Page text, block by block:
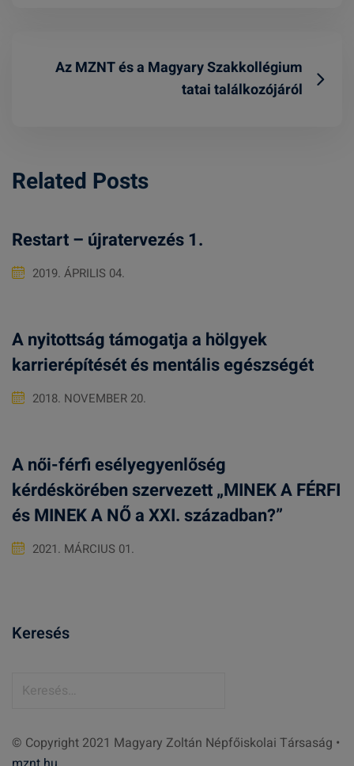
Az MZNT és a Magyary Szakkollégium
tatai találkozójáról
Related Posts
Restart – újratervezés 1.
2019. ÁPRILIS 04.
A nyitottság támogatja a hölgyek
karrierépítését és mentális egészségét
2018. NOVEMBER 20.
A női-férfi esélyegyenlőség
kérdéskörében szervezett „MINEK A FÉRFI
és MINEK A NŐ a XXI. században?”
2021. MÁRCIUS 01.
Keresés
e
© Copyright 2021 Magyary Zoltán Népfőiskolai Társaság •